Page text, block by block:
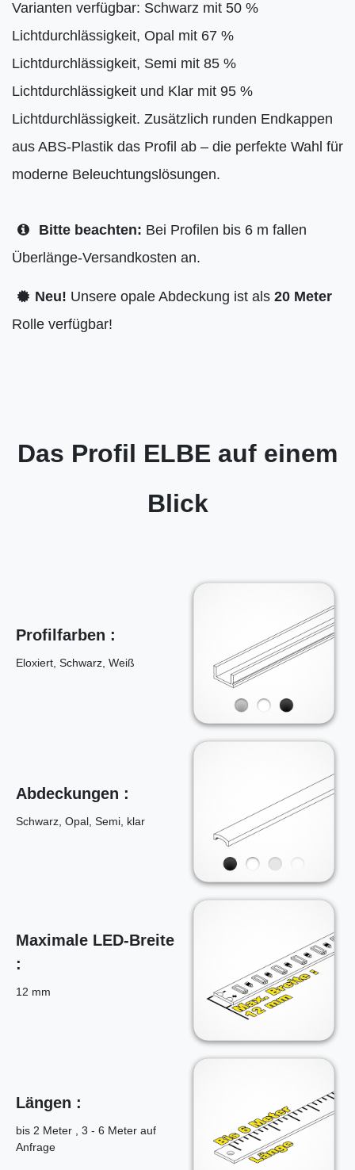
Varianten verfügbar: Schwarz mit 50 %
Lichtdurchlässigkeit, Opal mit 67 %
Lichtdurchlässigkeit, Semi mit 85 %
Lichtdurchlässigkeit und Klar mit 95 %
Lichtdurchlässigkeit. Zusätzlich runden Endkappen
aus ABS-Plastik das Profil ab – die perfekte Wahl für
moderne Beleuchtungslösungen.
Bitte beachten: Bei Profilen bis 6 m fallen
Überlänge-Versandkosten an.
Neu! Unsere opale Abdeckung ist als 20 Meter
Rolle verfügbar!
Das Profil ELBE auf einem
Blick
Profilfarben :
Eloxiert, Schwarz, Weiß
Abdeckungen :
Schwarz, Opal, Semi, klar
Maximale LED-Breite
:
12 mm
Längen :
bis 2 Meter , 3 - 6 Meter auf
Anfrage